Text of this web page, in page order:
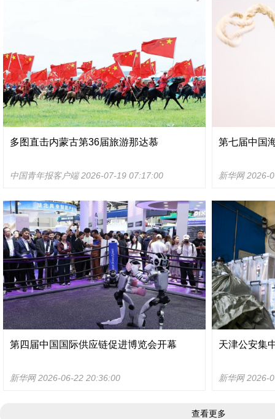
多图直击内蒙古第36届旅游那达慕
中国青年报客户端2026-07-19 07:17:00
第七届中国
新华网2026-
第四届中国国际供应链促进博览会开幕
新华网2026-06-22 20:36:00
天津公安集
新华网2026-
查看更多